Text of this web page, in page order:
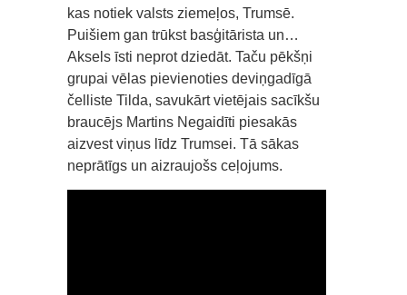
kas notiek valsts ziemeļos, Trumsē.
Puišiem gan trūkst basģitārista un…
Aksels īsti neprot dziedāt. Taču pēkšņi
grupai vēlas pievienoties deviņgadīgā
čelliste Tilda, savukārt vietējais sacīkšu
braucējs Martins Negaidīti piesakās
aizvest viņus līdz Trumsei. Tā sākas
neprātīgs un aizraujošs ceļojums.